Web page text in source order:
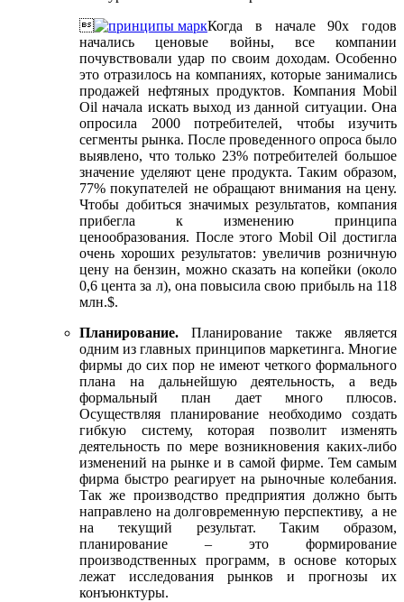

Когда в начале 90х годов
начались ценовые войны, все компании
почувствовали удар по своим доходам. Особенно
это отразилось на компаниях, которые занимались
продажей нефтяных продуктов. Компания Mobil
Oil начала искать выход из данной ситуации. Она
опросила 2000 потребителей, чтобы изучить
сегменты рынка. После проведенного опроса было
выявлено, что только 23% потребителей большое
значение уделяют цене продукта. Таким образом,
77% покупателей не обращают внимания на цену.
Чтобы добиться значимых результатов, компания
прибегла к изменению принципа
ценообразования. После этого Mobil Oil достигла
очень хороших результатов: увеличив розничную
цену на бензин, можно сказать на копейки (около
0,6 цента за л), она повысила свою прибыль на 118
млн.$.
Планирование. Планирование также является
одним из главных принципов маркетинга. Многие
фирмы до сих пор не имеют четкого формального
плана на дальнейшую деятельность, а ведь
формальный план дает много плюсов.
Осуществляя планирование необходимо создать
гибкую систему, которая позволит изменять
деятельность по мере возникновения каких-либо
изменений на рынке и в самой фирме. Тем самым
фирма быстро реагирует на рыночные колебания.
Так же производство предприятия должно быть
направлено на долговременную перспективу, а не
на текущий результат. Таким образом,
планирование – это формирование
производственных программ, в основе которых
лежат исследования рынков и прогнозы их
конъюнктуры.